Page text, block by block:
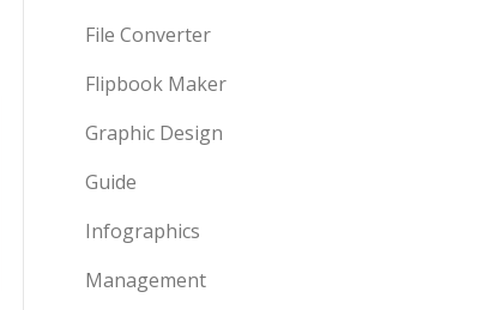
File Converter
Flipbook Maker
Graphic Design
Guide
Infographics
Management